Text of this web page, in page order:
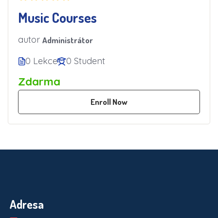
Music Courses
autor Administrátor
0 Lekce 0 Student
Zdarma
Enroll Now
Adresa